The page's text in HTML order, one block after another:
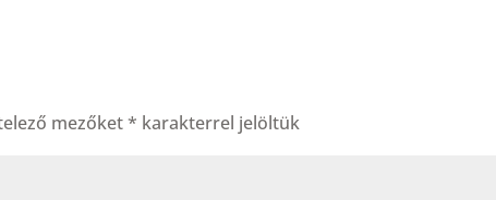
mezőket* karakterrel jelöltük